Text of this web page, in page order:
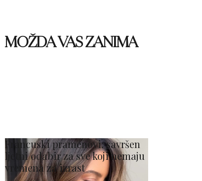
MOŽDA VAS ZANIMA
Francuski pramenovi: savršen
ljetni odabir za sve koji nemaju
vremena za izrast